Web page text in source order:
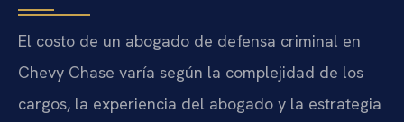
El costo de un abogado de defensa criminal en
Chevy Chase varía según la complejidad de los
cargos, la experiencia del abogado y la estrategia